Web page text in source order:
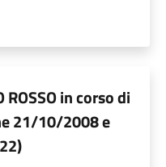
ROSSO in corso di
21/10/2008 e